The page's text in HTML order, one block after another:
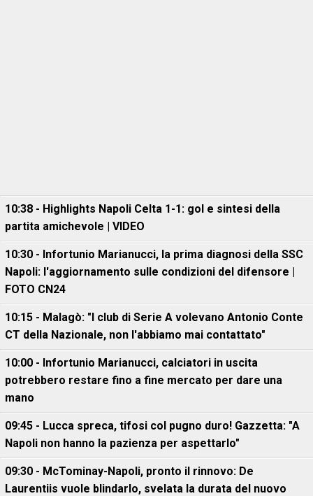
10:38 - Highlights Napoli Celta 1-1: gol e sintesi della
partita amichevole | VIDEO
10:30 - Infortunio Marianucci, la prima diagnosi della SSC
Napoli: l'aggiornamento sulle condizioni del difensore |
FOTO CN24
10:15 - Malagò: "I club di Serie A volevano Antonio Conte
CT della Nazionale, non l'abbiamo mai contattato"
10:00 - Infortunio Marianucci, calciatori in uscita
potrebbero restare fino a fine mercato per dare una
mano
09:45 - Lucca spreca, tifosi col pugno duro! Gazzetta: "A
Napoli non hanno la pazienza per aspettarlo"
09:30 - McTominay-Napoli, pronto il rinnovo: De
Laurentiis vuole blindarlo, svelata la durata del nuovo